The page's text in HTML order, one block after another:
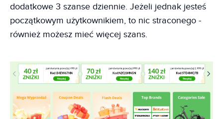
dodatkowe 3 szanse dziennie. Jeżeli jednak jesteś
początkowym użytkownikiem, to nic straconego -
również możesz mieć więcej szans.